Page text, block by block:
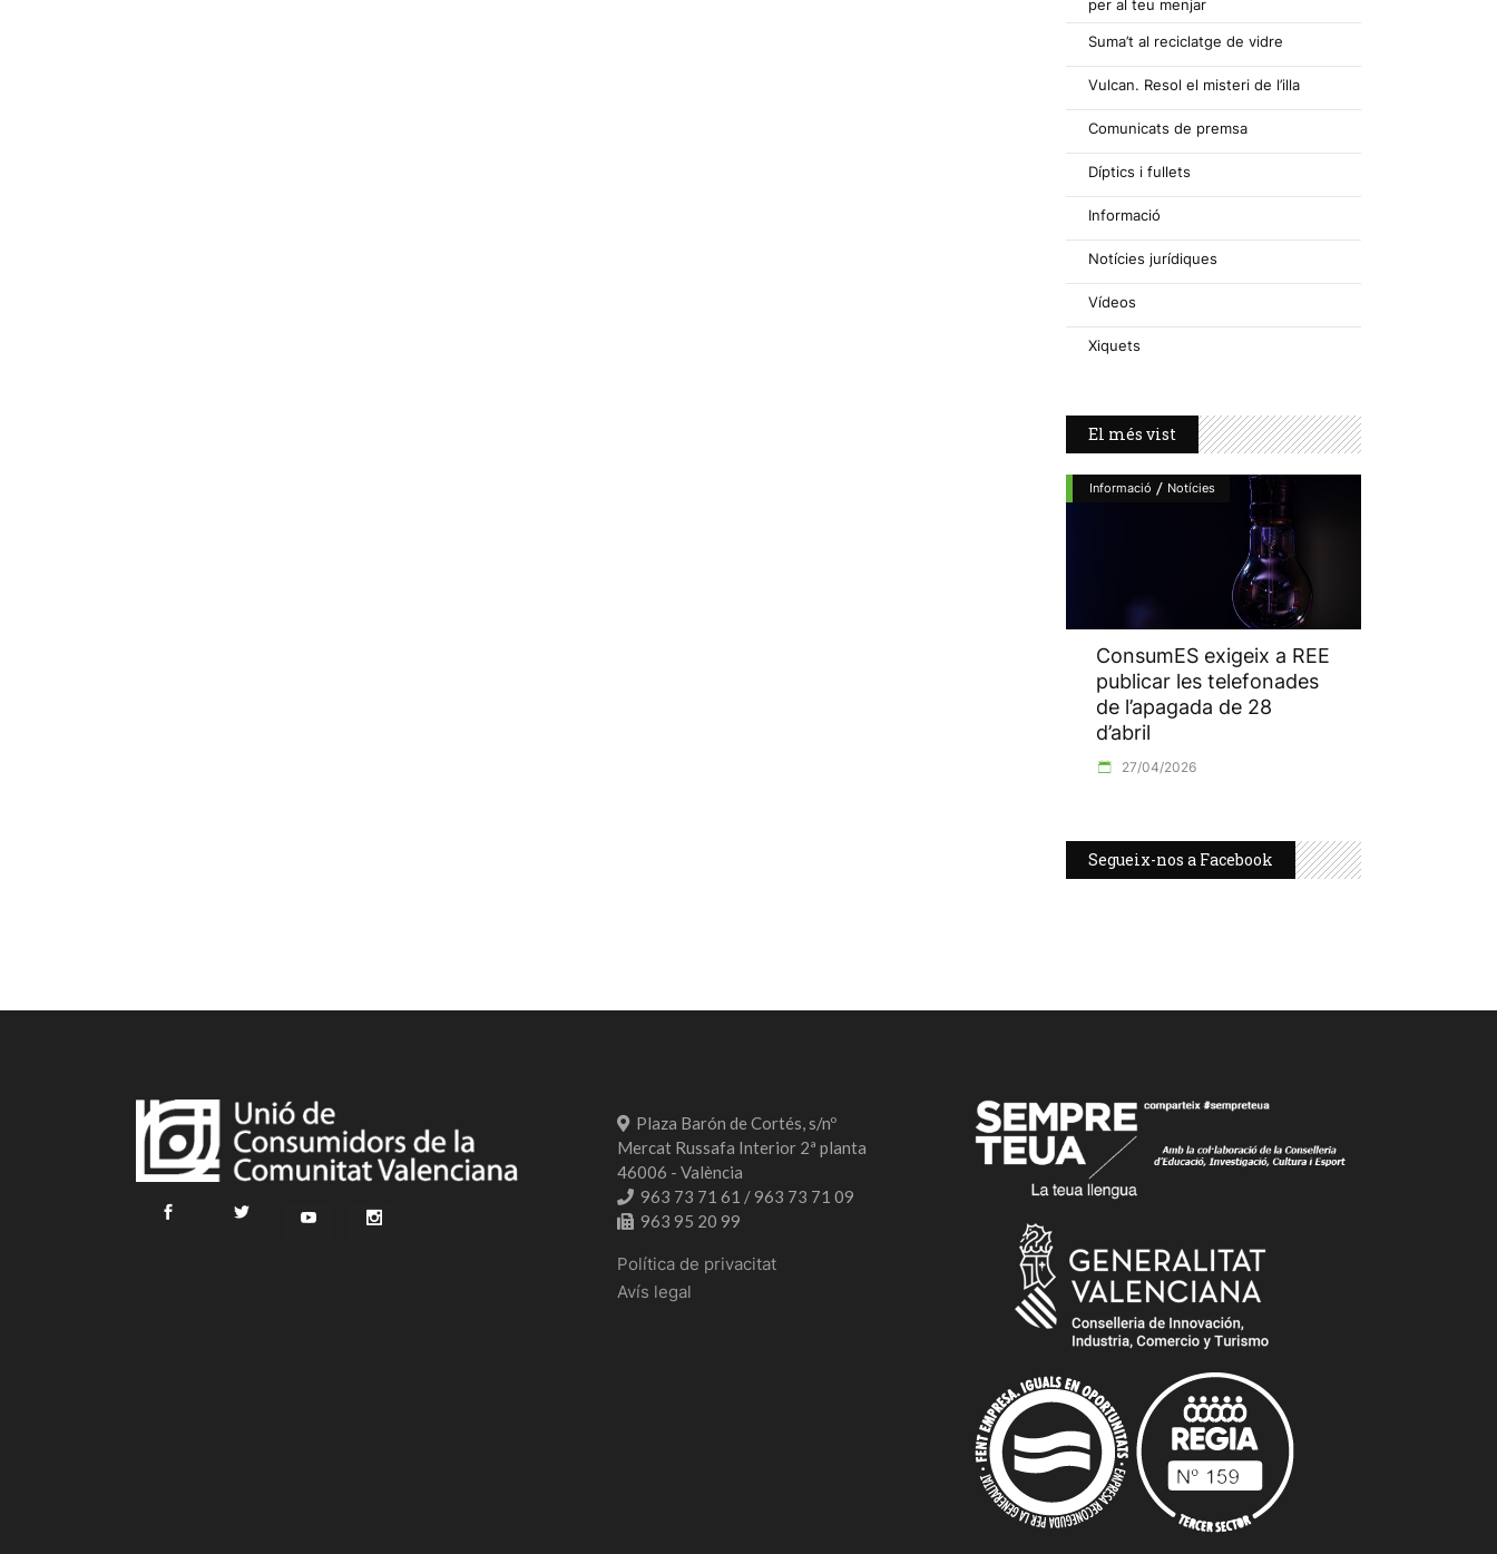
per al teu menjar
Suma’t al reciclatge de vidre
Vulcan. Resol el misteri de l’illa
Comunicats de premsa
Díptics i fullets
Informació
Notícies jurídiques
Vídeos
Xiquets
El més vist
Informació / Notícies
ConsumES exigeix a REE
publicar les telefonades
de l’apagada de 28
d’abril
27/04/2026
Segueix-nos a Facebook
Plaza Barón de Cortés, s/nº
Mercat Russafa Interior 2ª planta
46006 - València
963 73 71 61 / 963 73 71 09
963 95 20 99
Política de privacitat
Avís legal